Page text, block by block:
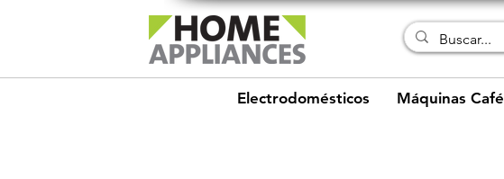
Electrodomésticos Máquinas Café